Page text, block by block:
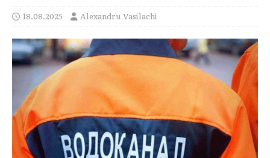
18.08.2025 Alexandru Vasilachi